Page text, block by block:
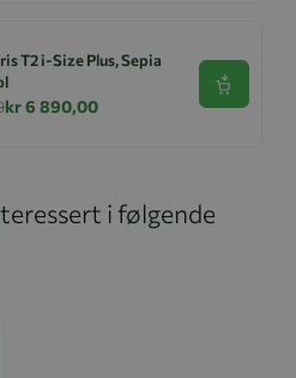
T2 i-Size Plus, Sepia
kr 6 890,00
Se
i følgende